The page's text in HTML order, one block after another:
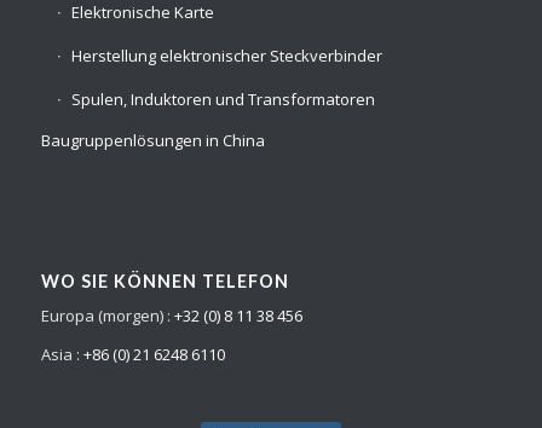
Elektronische Karte
Herstellung elektronischer Steckverbinder
Spulen, Induktoren und Transformatoren
Baugruppenlösungen in China
WO SIE KÖNNEN TELEFON
Europa (morgen) : +32 (0) 8 11 38 456
Asia : +86 (0) 21 6248 6110